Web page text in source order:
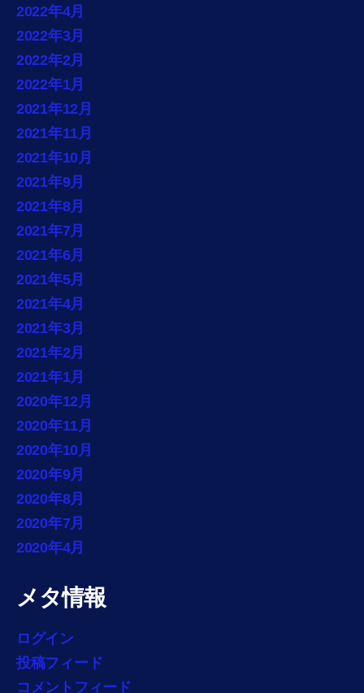
2022年4月
2022年3月
2022年2月
2022年1月
2021年12月
2021年11月
2021年10月
2021年9月
2021年8月
2021年7月
2021年6月
2021年5月
2021年4月
2021年3月
2021年2月
2021年1月
2020年12月
2020年11月
2020年10月
2020年9月
2020年8月
2020年7月
2020年4月
メタ情報
ログイン
投稿フィード
コメントフィード